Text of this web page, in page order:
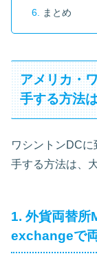
まとめ
アメリカ・
手する方法
ワシントンDC
手する方法は、
1. 外貨両替
exchangeで